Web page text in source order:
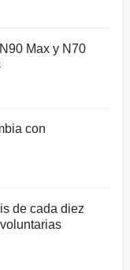
Max y N70
con
de cada diez